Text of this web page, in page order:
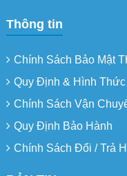
Thông tin
Chính Sách Bảo Mật
Quy Định & Hình Thức
Chính Sách Vận
Quy Định Bảo Hành
Chính Sách Đổi / Trả